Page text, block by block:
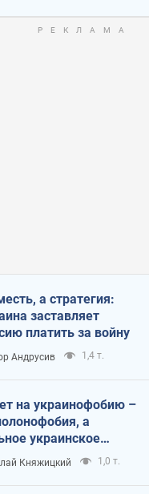
а стратегия:
заставляет
платить за войну
Андрусив 1,4 т.
на украинофобию –
а
украинское
Княжицкий 1,0 т.